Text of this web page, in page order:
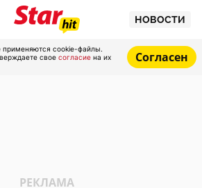
НОВОСТИ
cookie-файлы.
свое согласие на их
Согласен